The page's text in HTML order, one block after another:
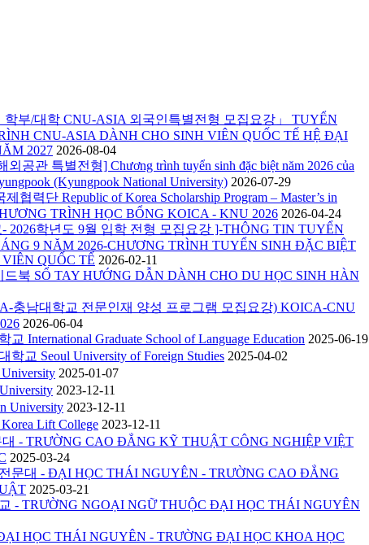
학부/대학 CNU-ASIA 외국인특별전형 모집요강」 TUYỂN
CNU-ASIA DÀNH CHO SINH VIÊN QUỐC TẾ HỆ ĐẠI
2027 2026-08-04
외공관 특별전형] Chương trình tuyển sinh đặc biệt năm 2026 của
(Kyungpook National University) 2026-07-29
협력단 Republic of Korea Scholarship Program – Master’s in
TRÌNH HỌC BỔNG KOICA - KNU 2026 2026-04-24
2026학년도 9월 입학 전형 모집요강 ]-THÔNG TIN TUYỂN
9 NĂM 2026-CHƯƠNG TRÌNH TUYỂN SINH ĐẶC BIỆT
QUỐC TẾ 2026-02-11
드북 SỔ TAY HƯỚNG DẪN DÀNH CHO DU HỌC SINH HÀN
충남대학교 전문인재 양성 프로그램 모집요강) KOICA-CNU
2026-06-04
International Graduate School of Language Education 2025-06-19
학교 Seoul University of Foreign Studies 2025-04-02
2025-01-07
2023-12-11
University 2023-12-11
Lift College 2023-12-11
- TRƯỜNG CAO ĐẲNG KỸ THUẬT CÔNG NGHIỆP VIỆT
2025-03-24
문대 - ĐẠI HỌC THÁI NGUYÊN - TRƯỜNG CAO ĐẲNG
2025-03-21
- TRƯỜNG NGOẠI NGỮ THUỘC ĐẠI HỌC THÁI NGUYÊN
HỌC THÁI NGUYÊN - TRƯỜNG ĐẠI HỌC KHOA HỌC